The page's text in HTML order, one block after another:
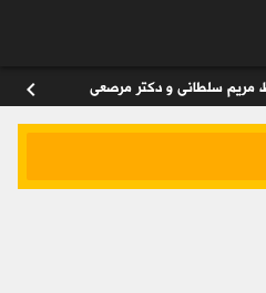
مریم سلطانی و دکتر مرصعی chevron_left